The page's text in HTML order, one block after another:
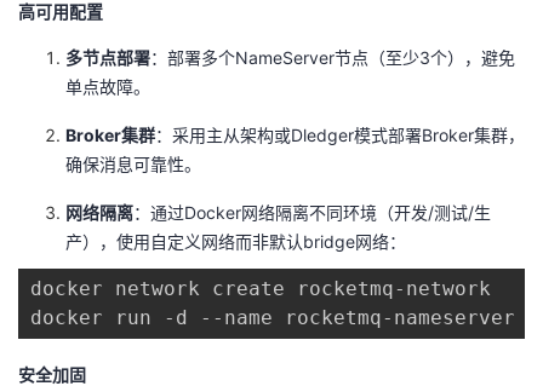
高可用配置
多节点部署：部署多个NameServer节点（至少3个），避免
单点故障。
Broker集群：采用主从架构或Dledger模式部署Broker集群，
确保消息可靠性。
网络隔离：通过Docker网络隔离不同环境（开发/测试/生
产），使用自定义网络而非默认bridge网络：
docker network create rocketmq-network
docker run -d --name rocketmq-nameserver
安全加固